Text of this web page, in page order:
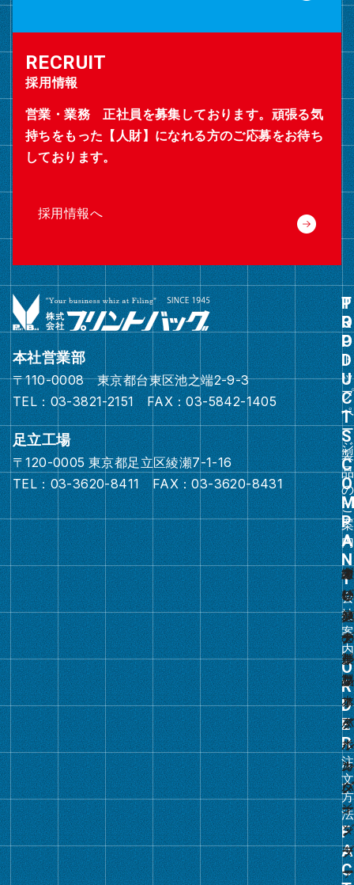
採用情報
営業・業務 正社員を募集しております。頑張る気
持ちをもった【人財】になれる方のご応募をお待ち
しております。
採用情報へ
本社営業部
〒110-0008 東京都台東区池之端2-9-3
TEL：03-3821-2151 FAX：03-5842-1405
足立工場
〒120-0005 東京都足立区綾瀬7-1-16
TEL：03-3620-8411 FAX：03-3620-8431
ト
ッ
プ
ペ
ー
ジ
グ
ル
ー
プ
リ
ン
ク
会
社
案
内
グ
ル
ー
プ
リ
ン
ク
注
文
方
法
グ
ル
ー
プ
リ
ン
ク
グ
ル
ー
製
品
の
ご
案
内
オ
リ
ジ
ナ
ル
フ
ァ
イ
ル
・
バ
イ
ン
ダ
ー
白
い
フ
ァ
イ
ル
・
バ
イ
ン
ダ
ー
ス
ー
パ
ー
ク
リ
ス
タ
ル
カ
レ
ン
ダ
ー
カ
レ
ン
ダ
ー
製
本
オ
リ
ジ
ナ
ル
ク
リ
ア
ホ
ル
ダ
ー
・
フ
ァ
タ
ビ
メ
モ
リ
そ
の
他
の
製
品
綴
じ
具